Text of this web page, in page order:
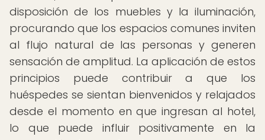
disposición de los muebles y la iluminación,
procurando que los espacios comunes inviten
al flujo natural de las personas y generen
sensación de amplitud. La aplicación de estos
principios puede contribuir a que los
huéspedes se sientan bienvenidos y relajados
desde el momento en que ingresan al hotel,
lo que puede influir positivamente en la